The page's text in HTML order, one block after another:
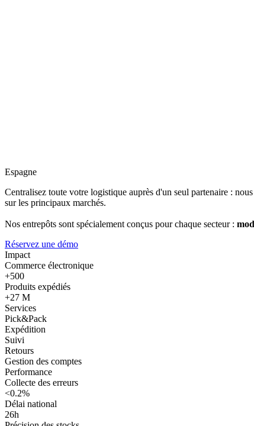
Espagne
Centralisez toute votre logistique auprès d'un seul partenaire :
sur les principaux marchés.
Nos entrepôts sont spécialement conçus pour chaque secteur :
Réservez une démo
Impact
Commerce électronique
+500
Produits expédiés
+27 M
Services
Pick&Pack
Expédition
Suivi
Retours
Gestion des comptes
Performance
Collecte des erreurs
<0.2%
Délai national
26h